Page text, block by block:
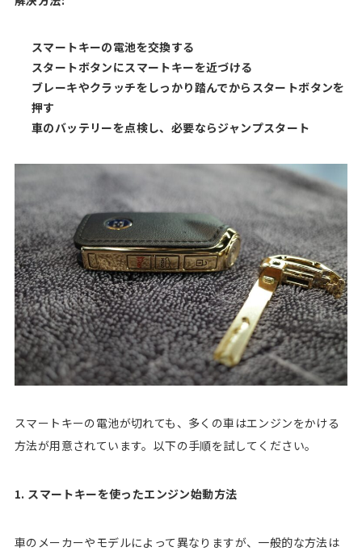
スマートキーの電池を交換する
スタートボタンにスマートキーを近づける
ブレーキやクラッチをしっかり踏んでからスタートボタンを
押す
車のバッテリーを点検し、必要ならジャンプスタート
スマートキーの電池が切れても、多くの車はエンジンをかける
方法が用意されています。以下の手順を試してください。
1. スマートキーを使ったエンジン始動方法
車のメーカーやモデルによって異なりますが、一般的な方法は